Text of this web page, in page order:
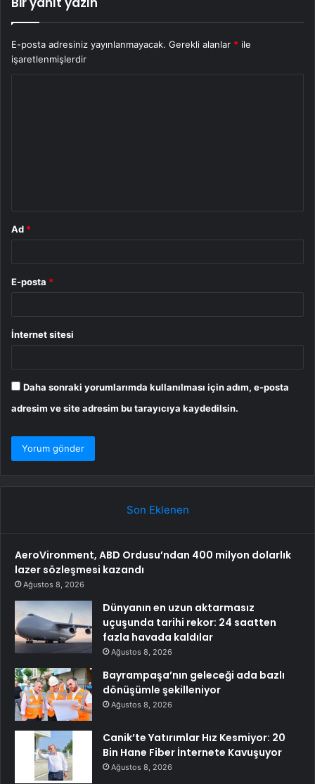
E-posta adresiniz yayınlanmayacak. Gerekli alanlar * ile
işaretlenmişlerdir
Ad *
E-posta *
İnternet sitesi
Daha sonraki yorumlarımda kullanılması için adım, e-posta
adresim ve site adresim bu tarayıcıya kaydedilsin.
Son Eklenen
AeroVironment, ABD Ordusu’ndan 400 milyon dolarlık
lazer sözleşmesi kazandı
Ağustos 8, 2026
Dünyanın en uzun aktarmasız
uçuşunda tarihi rekor: 24 saatten
fazla havada kaldılar
Ağustos 8, 2026
Bayrampaşa’nın geleceği ada bazlı
dönüşümle şekilleniyor
Ağustos 8, 2026
Canik’te Yatırımlar Hız Kesmiyor: 20
Bin Hane Fiber İnternete Kavuşuyor
Ağustos 8, 2026